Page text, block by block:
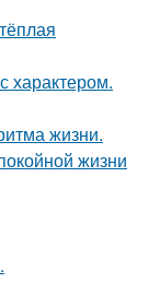
характером.
жизни.
жизни